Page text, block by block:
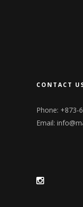
CONTACT
Phone: +873-
Email: